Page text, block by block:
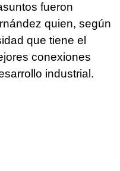
fueron
quien, según
que tiene el
conexiones
industrial.